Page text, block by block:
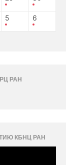
5 6
РАН
КБНЦ РАН